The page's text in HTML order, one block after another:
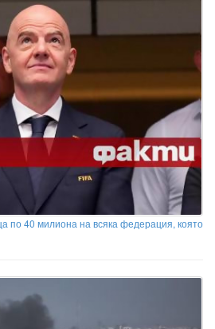
40 милиона на всяка федерация, която